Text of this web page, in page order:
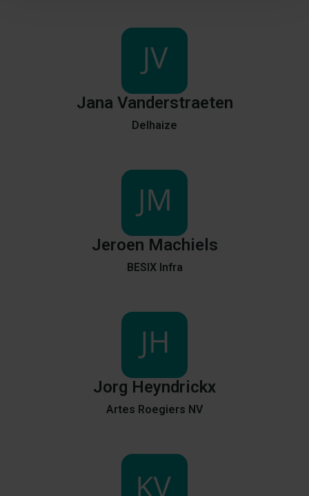
Jana Vanderstraeten
Delhaize
Jeroen Machiels
BESIX Infra
Jorg Heyndrickx
Artes Roegiers NV